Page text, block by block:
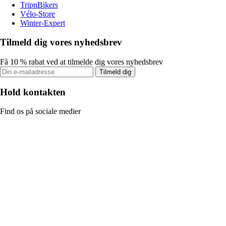
TripnBikers
Vélo-Store
Winter-Expert
Tilmeld dig vores nyhedsbrev
Få 10 % rabat ved at tilmelde dig vores nyhedsbrev
Tilmeld dig
Hold kontakten
Find os på sociale medier